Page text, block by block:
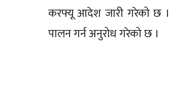
करफ्यू आदेश जारी गरेको छ ।
पालन गर्न अनुरोध गरेको छ ।